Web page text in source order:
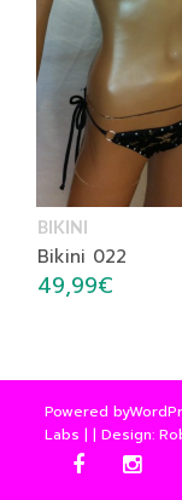
BIKINI
Bikini 022
49,99€
Powered by
Labs | | Design: